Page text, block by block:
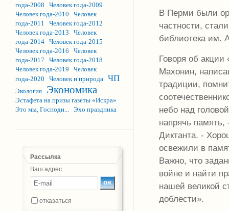
года-2008
Человек года-2009
Человек года-2010
Человек
года-2011
Человек года-2012
Человек года-2013
Человек
года-2014 Человек года-2015
Человек года-2016
Человек
года-2017
Человек года-2018
Человек года-2019
Человек
года-2020
Человек и природа ЧП
Экология Экономика
Эстафета на призы газеты «Искра»
Это мы, Господи... Эхо праздника
Рассылка
Ваш адрес
отказаться
В Перми были
частности,
библиотека им.
Говоря об акции
Махонин,
традиции,
небо над
напрячь
Диктанта. -
освежили в
Важно, что
войне и найти
нашей великой
доблести».